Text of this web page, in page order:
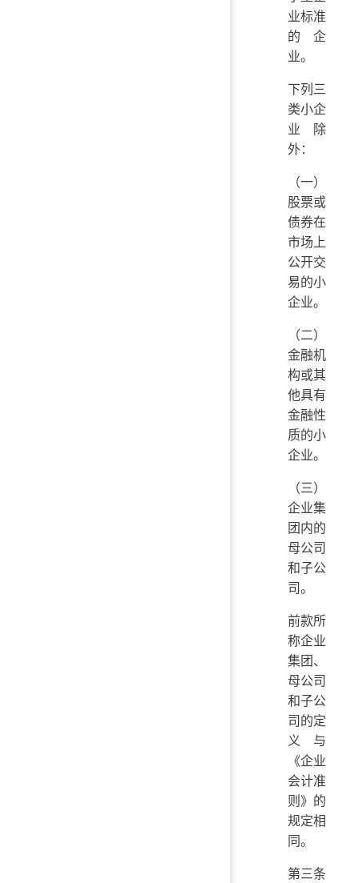
业标准
的企
业。
下列三
类小企
业除
外：
（一）
股票或
债券在
市场上
公开交
易的小
企业。
（二）
金融机
构或其
他具有
金融性
质的小
企业。
（三）
企业集
团内的
母公司
和子公
司。
前款所
称企业
集团、
母公司
和子公
司的定
义与
《企业
会计准
则》的
规定相
同。
第三条